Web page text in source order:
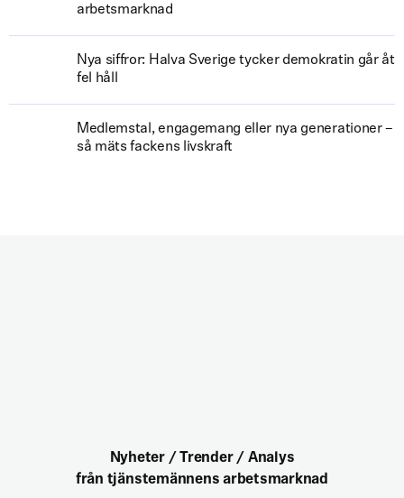
arbetsmarknad
Nya siffror: Halva Sverige tycker demokratin går åt
fel håll
Medlemstal, engagemang eller nya generationer –
så mäts fackens livskraft
Nyheter / Trender / Analys
från tjänstemännens arbetsmarknad